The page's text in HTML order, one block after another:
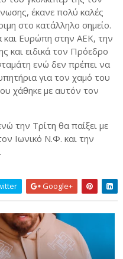
έκανε πολύ καλές
στο κατάλληλο σημείο.
και Ευρώπη στην ΑΕΚ, την
και ειδικά τον Πρόεδρο
ενώ δεν πρέπει να
για τον χαμό του
χάθηκε με αυτόν τον
την Τρίτη θα παίξει με
Ιωνικό Ν.Φ. και την
Google+